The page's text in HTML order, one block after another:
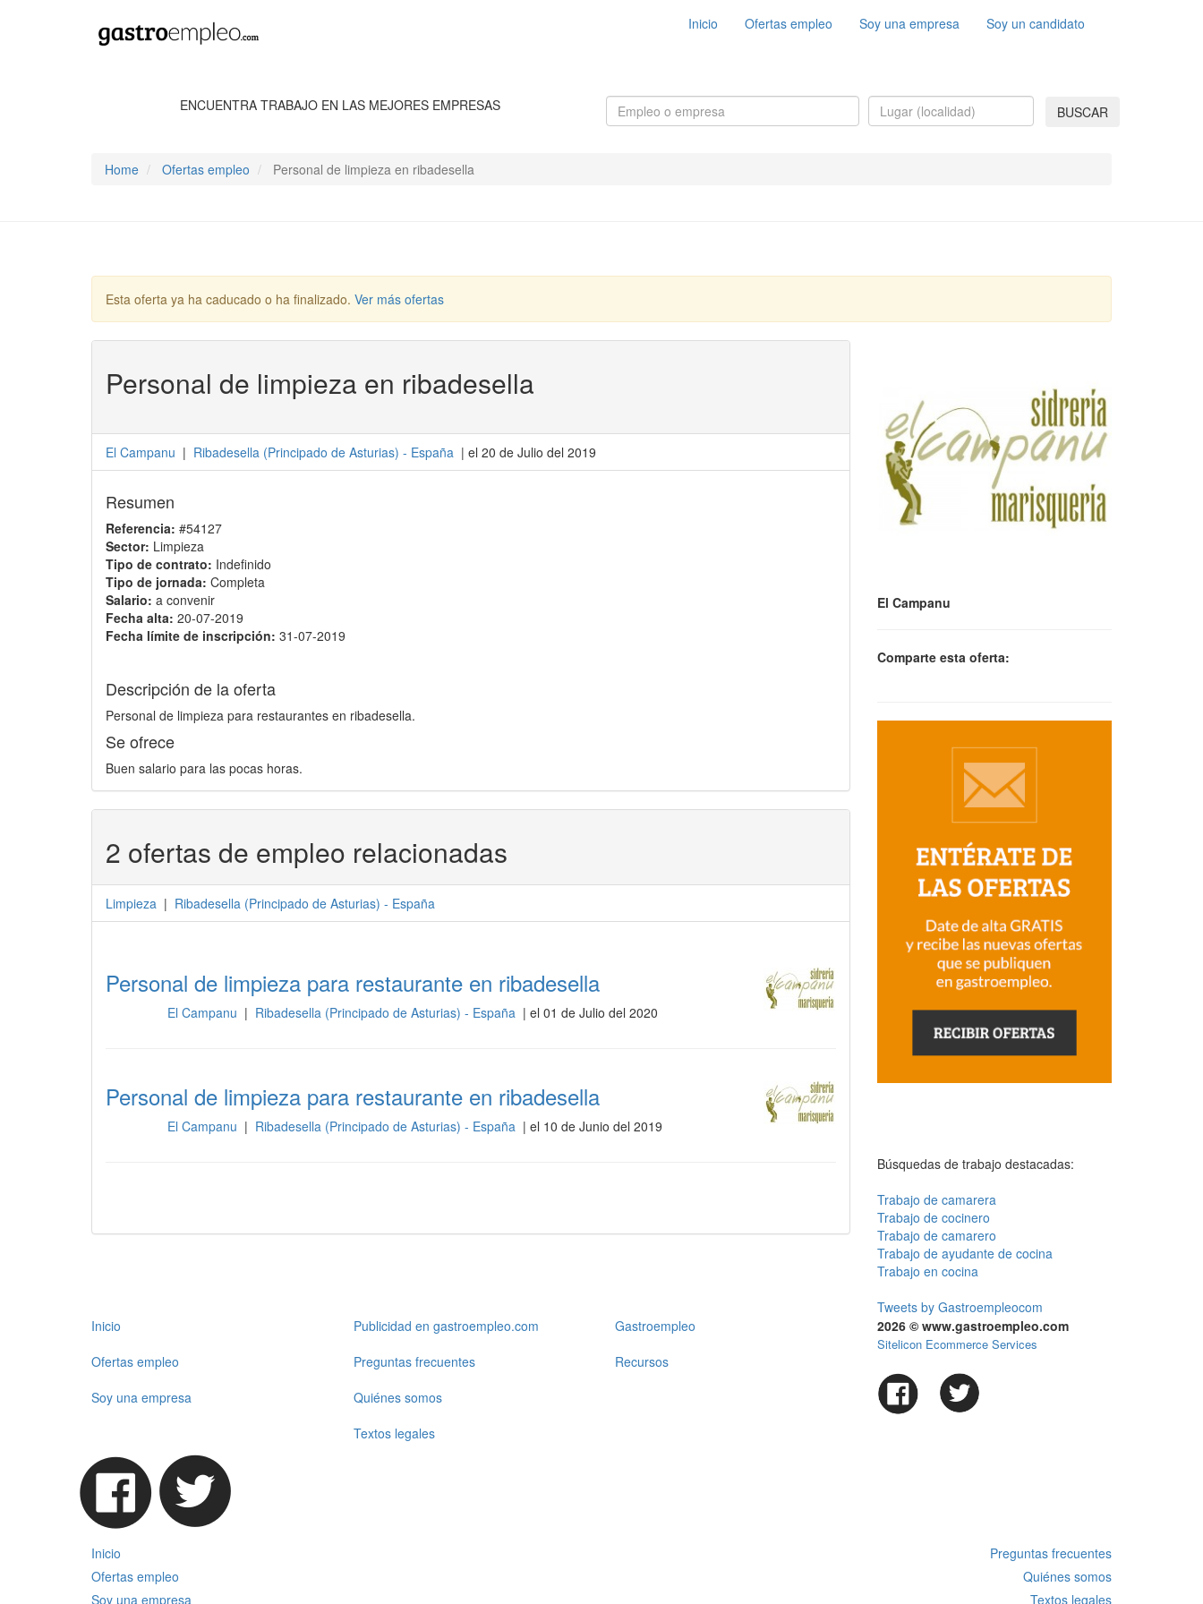
Inicio Ofertas empleo Soy una empresa Soy un candidato
ENCUENTRA TRABAJO EN LAS MEJORES EMPRESAS BUSCAR
Home Ofertas empleo Personal de limpieza en ribadesella
Esta oferta ya ha caducado o ha finalizado. Ver más ofertas
Personal de limpieza en ribadesella
El Campanu | Ribadesella (Principado de Asturias) - España | el 20 de Julio del 2019
Resumen
Referencia: #54127
Sector: Limpieza
Tipo de contrato: Indefinido
Tipo de jornada: Completa
Salario: a convenir
Fecha alta: 20-07-2019
Fecha límite de inscripción: 31-07-2019
Descripción de la oferta
Personal de limpieza para restaurantes en ribadesella.
Se ofrece
Buen salario para las pocas horas.
2 ofertas de empleo relacionadas
Limpieza | Ribadesella (Principado de Asturias) - España
Personal de limpieza para restaurante en ribadesella
El Campanu | Ribadesella (Principado de Asturias) - España | el 01 de Julio del 2020
Personal de limpieza para restaurante en ribadesella
El Campanu | Ribadesella (Principado de Asturias) - España | el 10 de Junio del 2019
El Campanu
Comparte esta oferta:
Búsquedas de trabajo destacadas:
Trabajo de camarera
Trabajo de cocinero
Trabajo de camarero
Trabajo de ayudante de cocina
Trabajo en cocina
Tweets by Gastroempleocom
Inicio
Ofertas empleo
Soy una empresa
Publicidad en gastroempleo.com
Preguntas frecuentes
Quiénes somos
Textos legales
Gastroempleo
Recursos
2026 © www.gastroempleo.com
Sitelicon Ecommerce Services
Inicio
Preguntas frecuentes
Ofertas empleo
Quiénes somos
Soy una empresa
Textos legales